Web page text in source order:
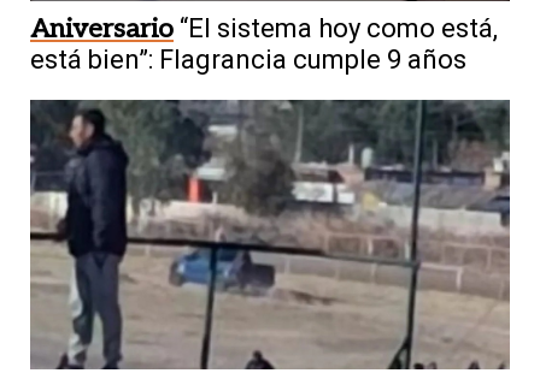
Aniversario “El sistema hoy como está,
está bien”: Flagrancia cumple 9 años